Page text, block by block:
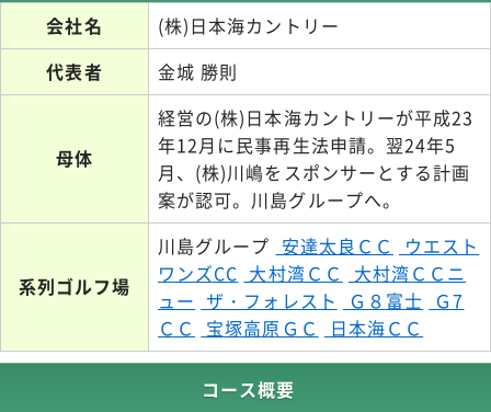
会社名
(株)日本海カントリー
代表者
金城 勝則
母体
経営の(株)日本海カントリーが平成23
年12月に民事再生法申請。翌24年5
月、(株)川嶋をスポンサーとする計画
案が認可。川島グループへ。
系列ゴルフ場
川島グループ 安達太良ＣＣ
ウエスト
ワンズCC 大村湾ＣＣ
大村湾ＣＣニ
ュー ザ・フォレスト Ｇ８富士 Ｇ7
ＣＣ
宝塚高原ＧＣ 日本海ＣＣ
コース概要